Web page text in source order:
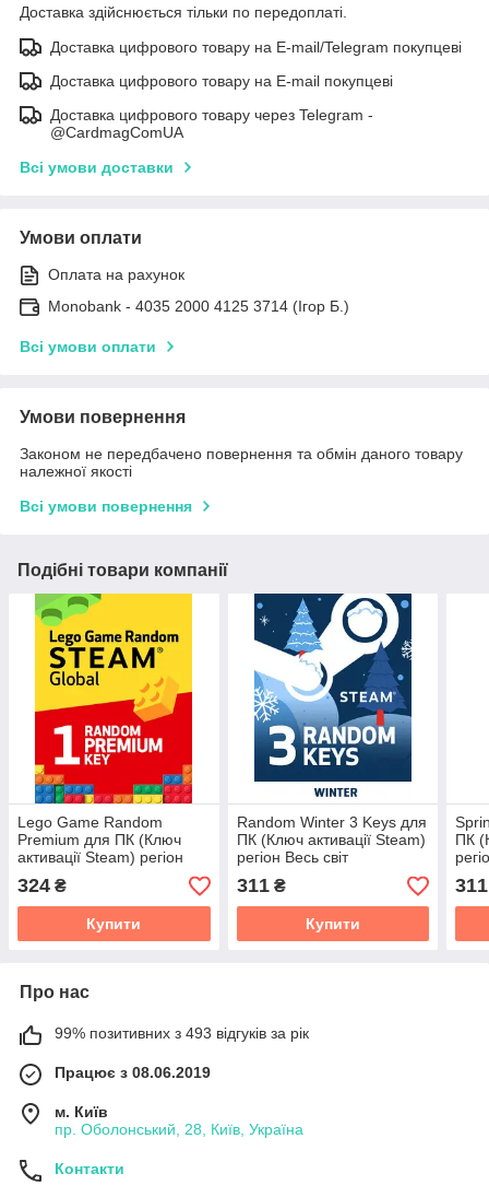
Доставка здійснюється тільки по передоплаті.
Доставка цифрового товару на E-mail/Telegram покупцеві
Доставка цифрового товару на E-mail покупцеві
Доставка цифрового товару через Telegram -
@CardmagComUA
Всі умови доставки
Умови оплати
Оплата на рахунок
Monobank - 4035 2000 4125 3714 (Ігор Б.)
Всі умови оплати
Умови повернення
Законом не передбачено повернення та обмін даного товару
належної якості
Всі умови повернення
Подібні товари компанії
Lego Game Random
Premium для ПК (Ключ
активації Steam) регіон
Весь світ
324 ₴
Купити
Random Winter 3 Keys для
ПК (Ключ активації Steam)
регіон Весь світ
311₴
Купити
ПК
311
Про нас
99% позитивних з 493 відгуків за рік
Працює з 08.06.2019
м. Київ
пр. Оболонський, 28, Київ, Україна
Контакти